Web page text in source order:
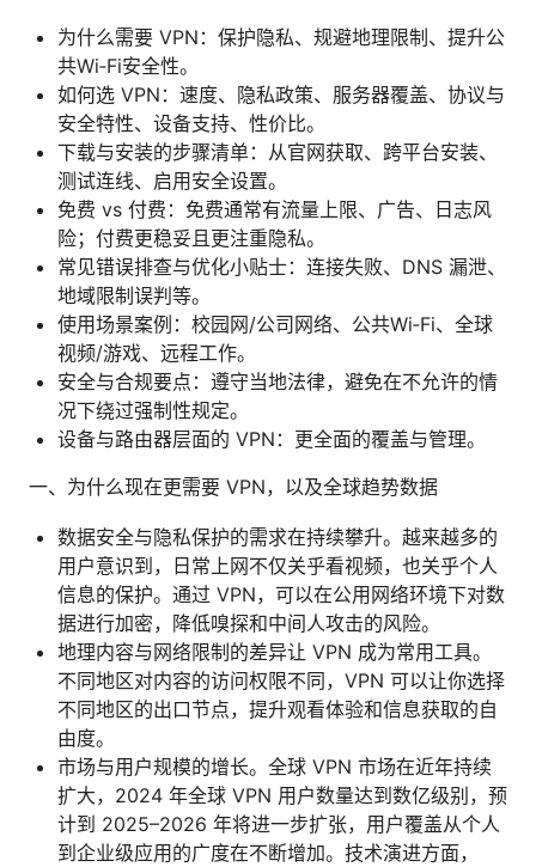
为什么需要 VPN：保护隐私、规避地理限制、提升公
共Wi‑Fi安全性。
如何选 VPN：速度、隐私政策、服务器覆盖、协议与
安全特性、设备支持、性价比。
下载与安装的步骤清单：从官网获取、跨平台安装、
测试连线、启用安全设置。
免费 vs 付费：免费通常有流量上限、广告、日志风
险；付费更稳妥且更注重隐私。
常见错误排查与优化小贴士：连接失败、DNS 漏泄、
地域限制误判等。
使用场景案例：校园网/公司网络、公共Wi‑Fi、全球
视频/游戏、远程工作。
安全与合规要点：遵守当地法律，避免在不允许的情
况下绕过强制性规定。
设备与路由器层面的 VPN：更全面的覆盖与管理。
一、为什么现在更需要 VPN，以及全球趋势数据
数据安全与隐私保护的需求在持续攀升。越来越多的
用户意识到，日常上网不仅关乎看视频，也关乎个人
信息的保护。通过 VPN，可以在公用网络环境下对数
据进行加密，降低嗅探和中间人攻击的风险。
地理内容与网络限制的差异让 VPN 成为常用工具。
不同地区对内容的访问权限不同，VPN 可以让你选择
不同地区的出口节点，提升观看体验和信息获取的自
由度。
市场与用户规模的增长。全球 VPN 市场在近年持续
扩大，2024 年全球 VPN 用户数量达到数亿级别，预
计到 2025–2026 年将进一步扩张，用户覆盖从个人
到企业级应用的广度在不断增加。技术演进方面，